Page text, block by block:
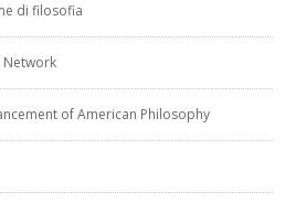
di filosofia
Network
of American Philosophy